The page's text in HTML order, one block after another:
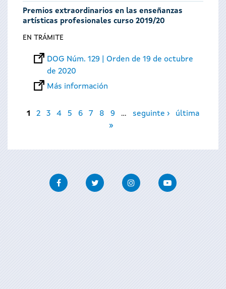
Premios extraordinarios en las enseñanzas
artísticas profesionales curso 2019/20
EN TRÁMITE
DOG Núm. 129 | Orden de 19 de octubre
de 2020
Más información
Páginas
1 2 3 4 5 6 7 8 9 … seguinte ›
última
»
FacebookTwitter InstagramYoutube